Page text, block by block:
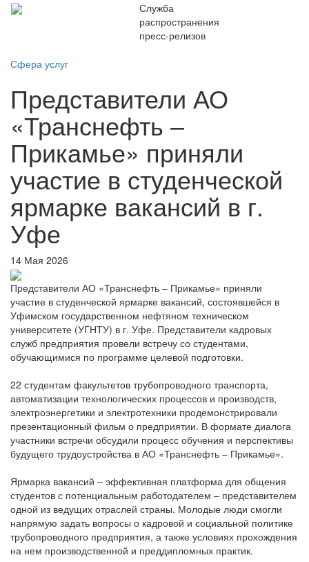
Служба
распространения
пресс-релизов
Сфера услуг
Представители АО
«Транснефть –
Прикамье» приняли
участие в студенческой
ярмарке вакансий в г.
Уфе
14 Мая 2026
Представители АО «Транснефть – Прикамье» приняли
участие в студенческой ярмарке вакансий, состоявшейся в
Уфимском государственном нефтяном техническом
университете (УГНТУ) в г. Уфе. Представители кадровых
служб предприятия провели встречу со студентами,
обучающимися по программе целевой подготовки.
22 студентам факультетов трубопроводного транспорта,
автоматизации технологических процессов и производств,
электроэнергетики и электротехники продемонстрировали
презентационный фильм о предприятии. В формате диалога
участники встречи обсудили процесс обучения и перспективы
будущего трудоустройства в АО «Транснефть – Прикамье».
Ярмарка вакансий – эффективная платформа для общения
студентов с потенциальным работодателем – представителем
одной из ведущих отраслей страны. Молодые люди смогли
напрямую задать вопросы о кадровой и социальной политике
трубопроводного предприятия, а также условиях прохождения
на нем производственной и преддипломных практик.